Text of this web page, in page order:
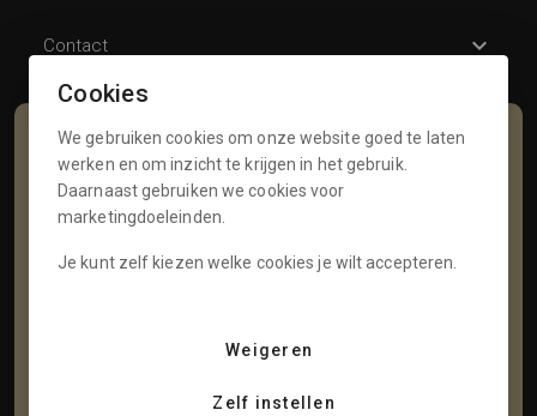
Contact
Schrijf je in voor onze nieuwsbrief
Voornaam
Cookies
We gebruiken cookies om onze website goed te laten
werken en om inzicht te krijgen in het gebruik.
Daarnaast gebruiken we cookies voor
marketingdoeleinden.
Je kunt zelf kiezen welke cookies je wilt accepteren.
Weigeren
Zelf instellen